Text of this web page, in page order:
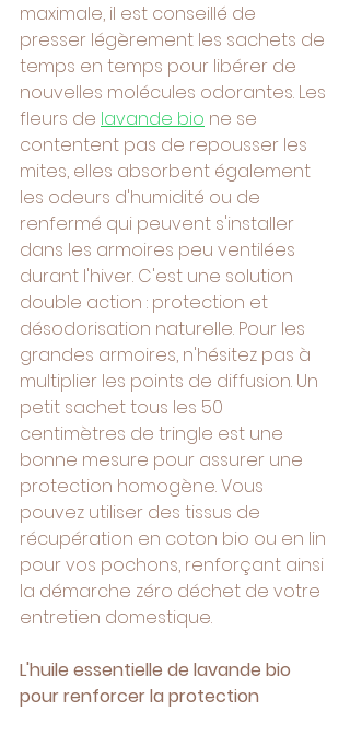
maximale, il est conseillé de
presser légèrement les sachets de
temps en temps pour libérer de
nouvelles molécules odorantes. Les
fleurs de lavande bio ne se
contentent pas de repousser les
mites, elles absorbent également
les odeurs d'humidité ou de
renfermé qui peuvent s'installer
dans les armoires peu ventilées
durant l'hiver. C'est une solution
double action : protection et
désodorisation naturelle. Pour les
grandes armoires, n'hésitez pas à
multiplier les points de diffusion. Un
petit sachet tous les 50
centimètres de tringle est une
bonne mesure pour assurer une
protection homogène. Vous
pouvez utiliser des tissus de
récupération en coton bio ou en lin
pour vos pochons, renforçant ainsi
la démarche zéro déchet de votre
entretien domestique.
L'huile essentielle de lavande bio
pour renforcer la protection